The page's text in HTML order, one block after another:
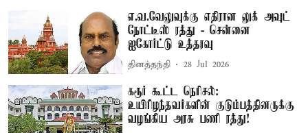
எ.வ.வேலுவுக்கு எதிரான லுக் அவுட்
நோட்டீஸ் ரத்து - சென்னை
ஐகோர்ட்டு உத்தரவு
தினத்தந்தி 28 Jul 2026
கரூர் கூட்ட நெரிசல்:
உயிரிழந்தவர்களின் குடும்பத்தினருக்கு
வழங்கிய அரசு பணி ரத்து!